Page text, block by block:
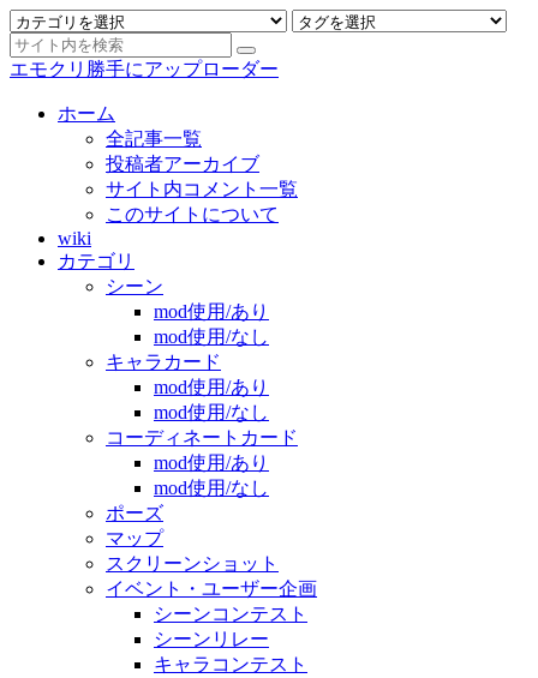
エモクリ勝手にアップローダー
ホーム
全記事一覧
投稿者アーカイブ
サイト内コメント一覧
このサイトについて
wiki
カテゴリ
シーン
mod使用/あり
mod使用/なし
キャラカード
mod使用/あり
mod使用/なし
コーディネートカード
mod使用/あり
mod使用/なし
ポーズ
マップ
スクリーンショット
イベント・ユーザー企画
シーンコンテスト
シーンリレー
キャラコンテスト